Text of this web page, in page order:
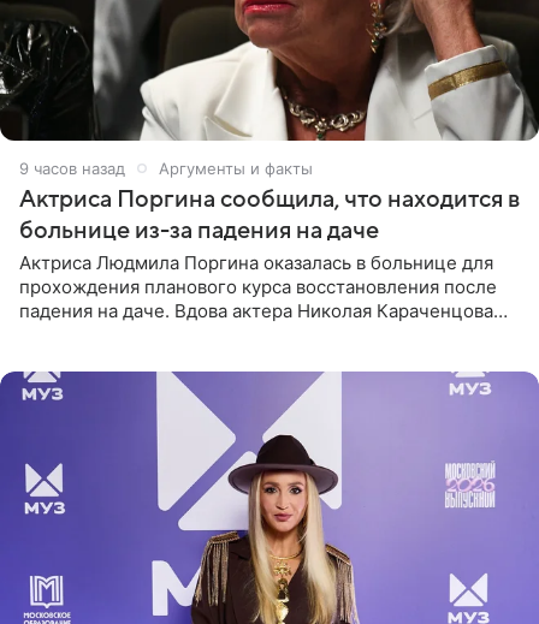
9 часов назад Аргументы и факты
Актриса Поргина сообщила, что находится в
больнице из-за падения на даче
Актриса Людмила Поргина оказалась в больнице для
прохождения планового курса восстановления после
падения на даче. Вдова актера Николая Караченцова